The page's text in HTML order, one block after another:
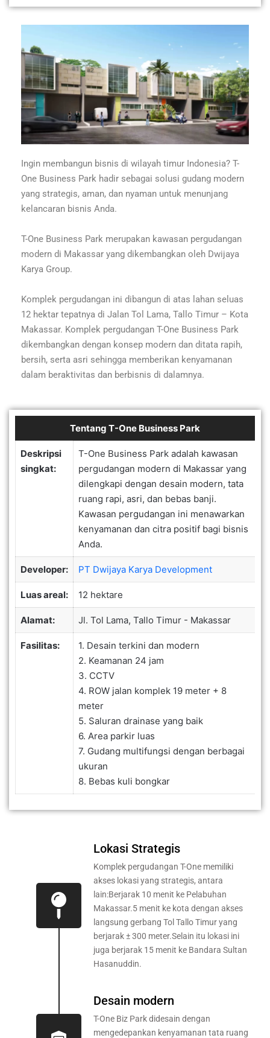
Ingin membangun bisnis di wilayah timur Indonesia? T-
One Business Park hadir sebagai solusi gudang modern
yang strategis, aman, dan nyaman untuk menunjang
kelancaran bisnis Anda.
T-One Business Park merupakan kawasan pergudangan
modern di Makassar yang dikembangkan oleh Dwijaya
Karya Group.
Komplek pergudangan ini dibangun di atas lahan seluas
12 hektar tepatnya di Jalan Tol Lama, Tallo Timur – Kota
Makassar. Komplek pergudangan T-One Business Park
dikembangkan dengan konsep modern dan ditata rapih,
bersih, serta asri sehingga memberikan kenyamanan
dalam beraktivitas dan berbisnis di dalamnya.
Tentang T-One Business Park
Deskripsi
singkat:
T-One Business Park adalah kawasan
pergudangan modern di Makassar yang
dilengkapi dengan desain modern, tata
ruang rapi, asri, dan bebas banji.
Kawasan pergudangan ini menawarkan
kenyamanan dan citra positif bagi bisnis
Anda.
Developer: PT Dwijaya Karya Development
Luas areal: 12 hektare
Alamat: Jl. Tol Lama, Tallo Timur - Makassar
Fasilitas:
1. Desain terkini dan modern
2. Keamanan 24 jam
3. CCTV
4. ROW jalan komplek 19 meter + 8
meter
5. Saluran drainase yang baik
6. Area parkir luas
7. Gudang multifungsi dengan berbagai
ukuran
8. Bebas kuli bongkar
Lokasi Strategis
Komplek pergudangan T-One memiliki
akses lokasi yang strategis, antara
lain:Berjarak 10 menit ke Pelabuhan
Makassar.5 menit ke kota dengan akses
langsung gerbang Tol Tallo Timur yang
berjarak ± 300 meter.Selain itu lokasi ini
juga berjarak 15 menit ke Bandara Sultan
Hasanuddin.
Desain modern
T-One Biz Park didesain dengan
mengedepankan kenyamanan tata ruang